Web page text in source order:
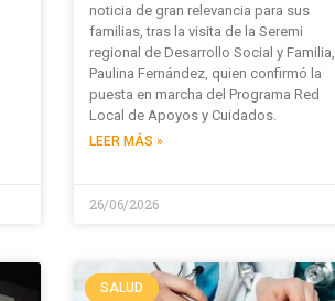
noticia de gran relevancia para sus
familias, tras la visita de la Seremi
regional de Desarrollo Social y Familia,
Paulina Fernández, quien confirmó la
puesta en marcha del Programa Red
Local de Apoyos y Cuidados.
LEER MÁS »
26/06/2026
SALUD